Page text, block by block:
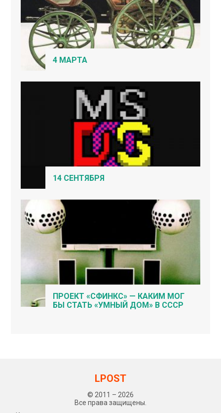
4 МАРТА
14 СЕНТЯБРЯ
ПРОЕКТ «СФИНКС» — КАКИМ МОГ
БЫ СТАТЬ «УМНЫЙ ДОМ» В СССР
LPOST
© 2011 – 2026
Все права защищены.